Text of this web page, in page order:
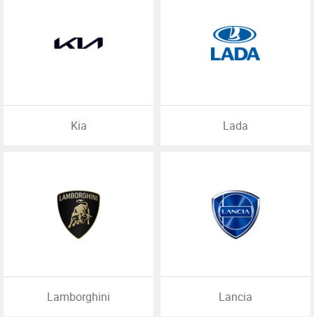
Kia Lada
Lamborghini Lancia